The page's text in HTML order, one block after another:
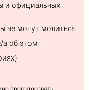
и официальных
не могут молиться
а об этом